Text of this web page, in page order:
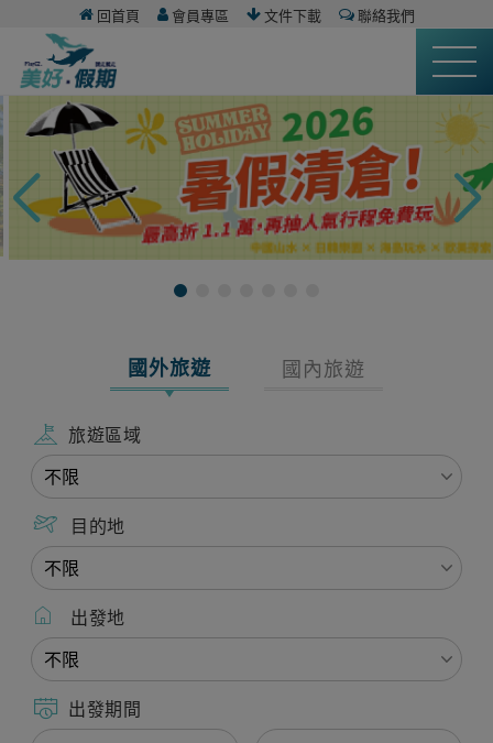
回首頁 會員專區 文件下載 聯絡我們
國外旅遊 國內旅遊
旅遊區域
目的地
出發地
出發期間